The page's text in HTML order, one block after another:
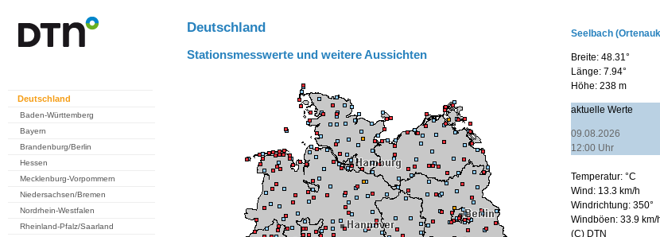
Deutschland
Baden-Württemberg
Bayern
Brandenburg/Berlin
Hessen
Mecklenburg-Vorpommern
Niedersachsen/Bremen
Nordrhein-Westfalen
Rheinland-Pfalz/Saarland
Deutschland
Stationsmesswerte und weitere Aussichten